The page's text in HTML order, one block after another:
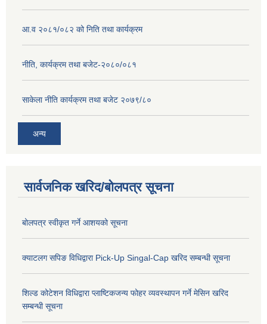
आ.व २०८१/०८२ को निति तथा कार्यक्रम
नीति, कार्यक्रम तथा बजेट-२०८०/०८१
साकेला नीति कार्यक्रम तथा बजेट २०७९/८०
अन्य
सार्वजनिक खरिद/बोलपत्र सूचना
बोलपत्र स्वीकृत गर्ने आशयको सूचना
क्याटलग सपिङ विधिद्वारा Pick-Up Singal-Cap खरिद सम्बन्धी सूचना
शिल्ड कोटेशन विधिद्वारा प्लाष्टिकजन्य फोहर व्यवस्थापन गर्ने मेसिन खरिद
सम्बन्धी सूचना